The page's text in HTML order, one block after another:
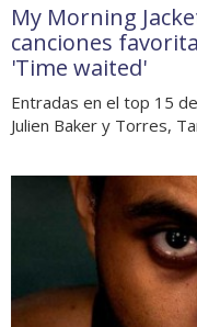
My Morning
canciones
'Time waited'
Entradas en el top 15
Julien Baker y Torres,